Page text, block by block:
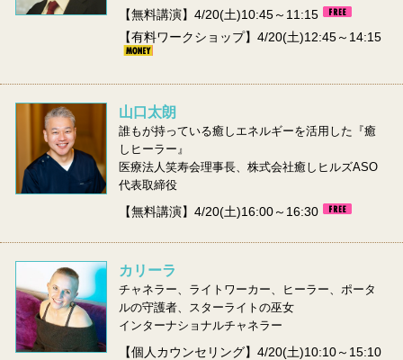
【無料講演】4/20(土)10:45～11:15
【有料ワークショップ】4/20(土)12:45～14:15
山口太朗
誰もが持っている癒しエネルギーを活用した『癒
しヒーラー』
医療法人笑寿会理事長、株式会社癒しヒルズASO
代表取締役
【無料講演】4/20(土)16:00～16:30
カリーラ
チャネラー、ライトワーカー、ヒーラー、ポータ
ルの守護者、スターライトの巫女
インターナショナルチャネラー
【個人カウンセリング】4/20(土)10:10～15:10